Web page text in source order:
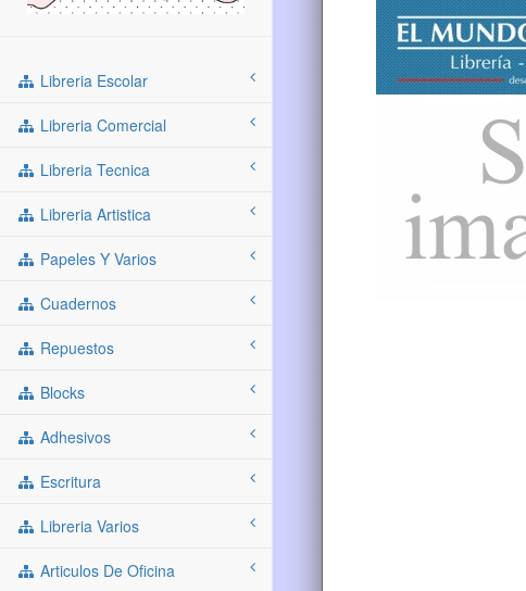
Libreria Escolar
Libreria Comercial
Libreria Tecnica
Libreria Artistica
Papeles Y Varios
Cuadernos
Repuestos
Blocks
Adhesivos
Escritura
Libreria Varios
Articulos De Oficina